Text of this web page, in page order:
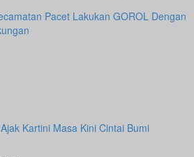
Pacet Lakukan GOROL Dengan
Kartini Masa Kini Cintai Bumi